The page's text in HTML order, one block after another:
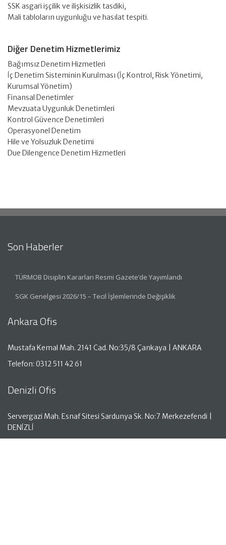
SSK asgari işçilik ve ilişkisizlik tasdiki,
Mali tabloların uygunluğu ve hasılat tespiti.
Diğer Denetim Hizmetlerimiz
Bağımsız Denetim Hizmetleri
İç Denetim Sisteminin Kurulması (İç Kontrol, Risk Yönetimi,
Kurumsal Yönetim)
Finansal Denetimler
Mevzuata Uygunluk Denetimleri
Kontrol Güvence Denetimleri
Operasyonel Denetim
Hile ve Yolsuzluk Denetimi
Due Dilengence Denetim Hizmetleri
Son Haberler
TÜRMOB Disiplin Kararları Resmi Gazete’de Yayımlandı
SGK Genelgesi 2026/15 – Tecil İşlemlerinde Değişiklik
Ankara Ofis
Mustafa Kemal Mah. 2141 Cad. No:35/8 Çankaya | ANKARA
Telefon: 0312 511 42 61
Denizli Ofis
Servergazi Mah. Esnaf Sitesi Sardunya Sk. No:7 Merkezefendi |
DENİZLİ